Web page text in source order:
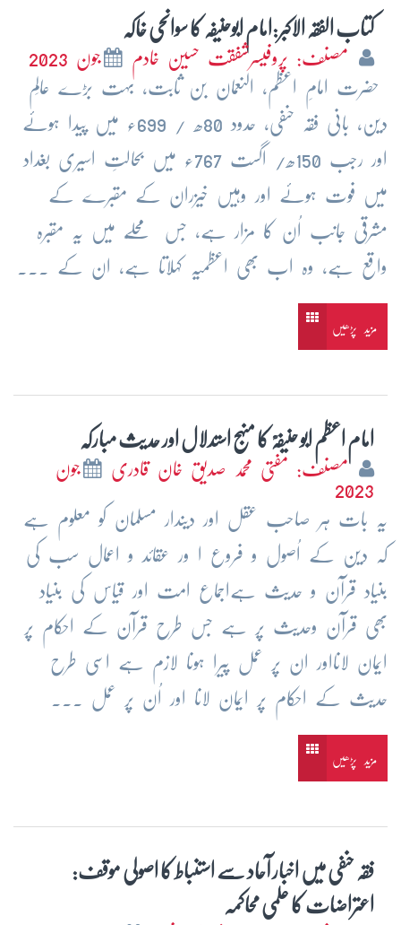
کتاب الفقہ الاکبر:امام ابوحنیفہ کا سوانحی خاکہ
مصنف: پروفیسرشفقت حسین خادم
جون 2023
حضرت امامِ اعظم، النعمان بن ثابت، بہت بڑے عالِم
دین، بانی فقہ حنفی، حدود 80ھ / 699ء میں پیدا ہوئے
اور رجب 150ھ/ اگست 767ء میں بحالتِ اسیری بغداد
میں فوت ہوئے اور وہیں خیزران کے مقبرے کے
مشرقی جانب اُن کا مزار ہے، جس محلّے میں یہ مقبرہ
واقع ہے، وہ اب بھی اعظمیہ کہلاتا ہے، ان کے ...
مزید پڑھیں
امام اعظم ابو حنیفہؒ کا منہج استدلال اور حدیث مبارکہ
مصنف: مفتی محمد صدیق خان قادری
جون
2023
یہ بات ہر صاحب عقل اور دیندار مسلمان کو معلوم ہے
کہ دین کے اُصول و فروع ا ور عقائد و اعمال سب کی
بنیاد قرآن و حدیث ہےاجماع امت اور قیاس کی بنیاد
بھی قرآن وحدیث پر ہے جس طرح قرآن کے احکام پر
ایمان لانااور ان پر عمل پیرا ہونا لازم ہے اسی طرح
حدیث کے احکام پر ایمان لانا اور اُن پر عمل ...
مزید پڑھیں
فقہ حنفی میں اخبار آحاد سے استنباط کا اصولی موقف:
اعتراضات کا علمی محاکمہ